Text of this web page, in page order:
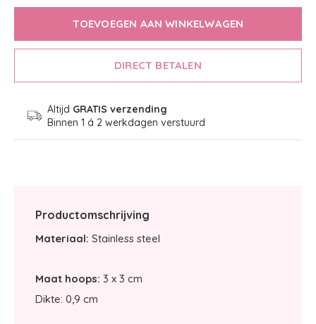
TOEVOEGEN AAN WINKELWAGEN
DIRECT BETALEN
Altijd GRATIS verzending
Binnen 1 á 2 werkdagen verstuurd
Productomschrijving
Materiaal: Stainless steel
Maat hoops: 3 x 3 cm
Dikte: 0,9 cm